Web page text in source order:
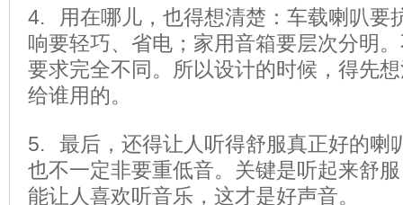
4. 用在哪儿，也得想清楚： 车载喇叭要
响要轻巧、省电；家用音箱要层次分明。
要求完全不同。 所以设计的时候，得先
给谁用的。
5. 最后，还得让人听得舒服真正好的喇
也不一定非要重低音。 关键是听起来舒
能让人喜欢听音乐，这才是好声音。